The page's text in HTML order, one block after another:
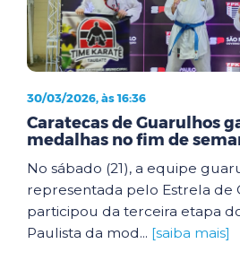
30/03/2026, às 16:36
Caratecas de Guarulhos
medalhas no fim de
No sábado (21), a equipe
representada pelo Estrela de
participou da terceira etapa
Paulista da mod... [saiba mais]